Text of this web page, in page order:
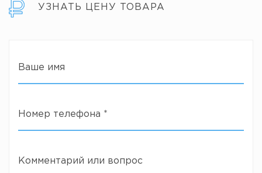
УЗНАТЬ ЦЕНУ ТОВАРА
Ваше имя
Номер телефона *
Комментарий или вопрос